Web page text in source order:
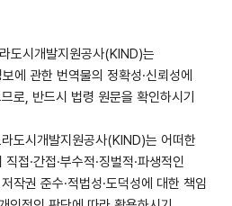
도시개발지원공사(KIND)는
에 관한 번역물의 정확성·신뢰성에
로, 반드시 법령 원문을 확인하시기
도시개발지원공사(KIND)는 어떠한
접·간접·부수적·징벌적·파생적인
작권 준수·적법성·도덕성에 대한 책임